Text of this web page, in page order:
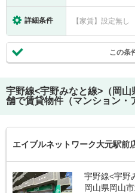
詳細条件 【家賃】設定無し
この条
宇野線<宇野みなと線>（岡山
舗で賃貸物件（マンション・
エイブルネットワーク大元駅前
宇野線<宇
岡山県岡山